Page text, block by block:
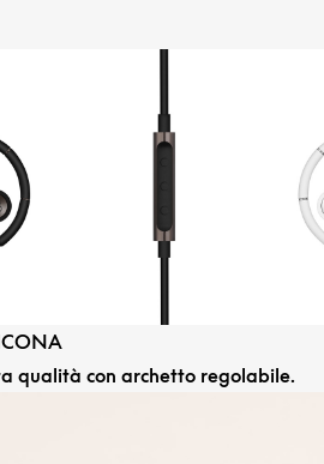
qualità con archetto regolabile.